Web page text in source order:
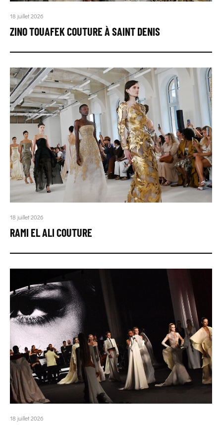
18 juillet 2026
ZINO TOUAFEK COUTURE À SAINT DENIS
18 juillet 2026
RAMI EL ALI COUTURE
18 juillet 2026